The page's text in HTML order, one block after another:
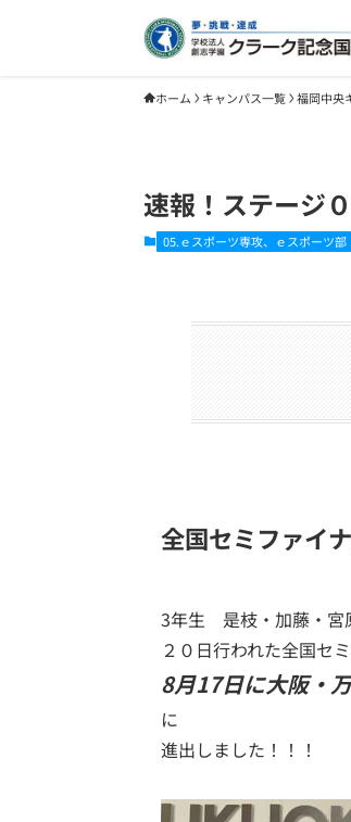
ホーム キャンパス一覧 福岡中央
速報！ステージ
05.ｅスポーツ専攻、ｅスポーツ部
全国セミファイ
3年生 是枝・加藤・宮
２０日行われた全国セ
8月17日に大阪・
に
進出しました！！！